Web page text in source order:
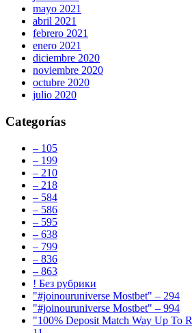
mayo 2021
abril 2021
febrero 2021
enero 2021
diciembre 2020
noviembre 2020
octubre 2020
julio 2020
Categorías
– 105
– 199
– 210
– 218
– 584
– 586
– 595
– 638
– 799
– 836
– 863
! Без рубрики
"#joinouruniverse Mostbet" – 294
"#joinouruniverse Mostbet" – 994
"100% Deposit Match Way Up To